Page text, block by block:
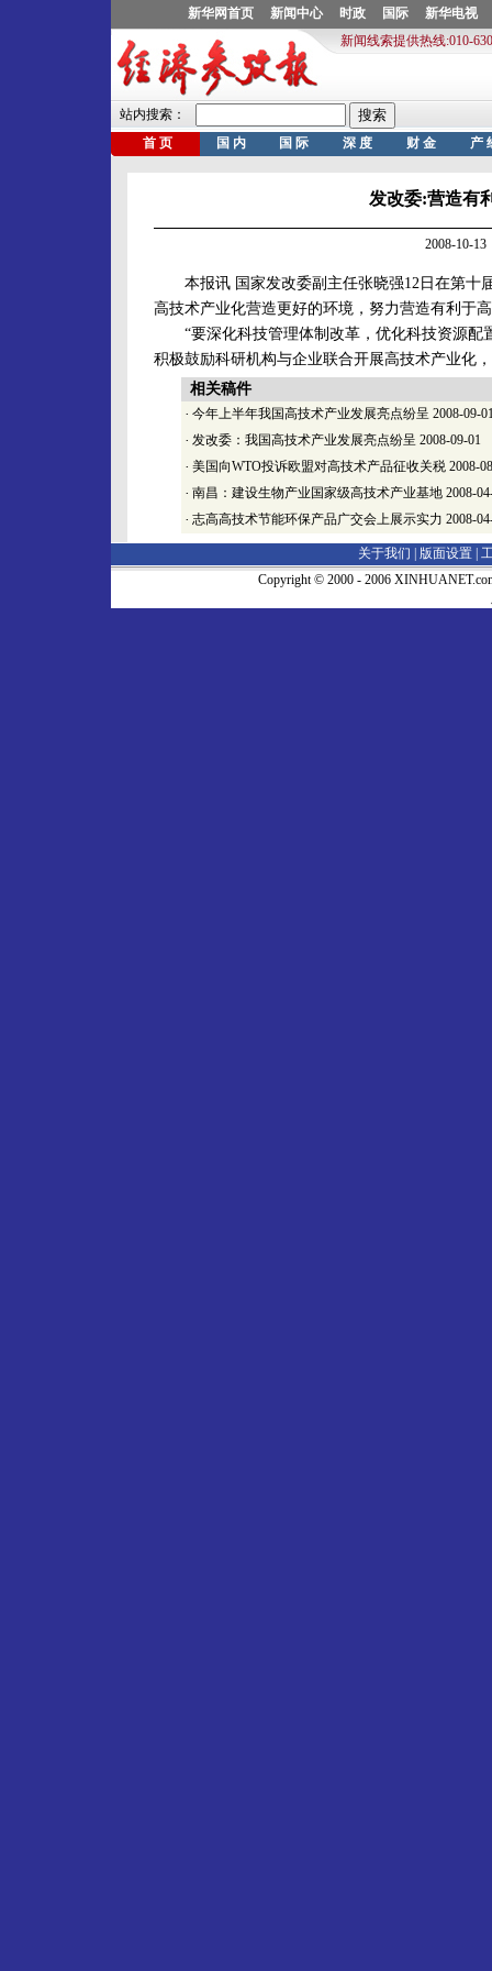
发改委:营造有
2008-10-
本报讯 国家发改委副主任张晓强12日在第十
高技术产业化营造更好的环境，努力营造有利于
“要深化科技管理体制改革，优化科技资源配
积极鼓励科研机构与企业联合开展高技术产业化
相关稿件
· 今年上半年我国高技术产业发展亮点纷呈 2008-09-
· 发改委：我国高技术产业发展亮点纷呈 2008-09-01
· 美国向WTO投诉欧盟对高技术产品征收关税 2008-
· 南昌：建设生物产业国家级高技术产业基地 2008-
· 志高高技术节能环保产品广交会上展示实力 2008-
关于我们 | 版面设置
Copyright © 2000 - 2006